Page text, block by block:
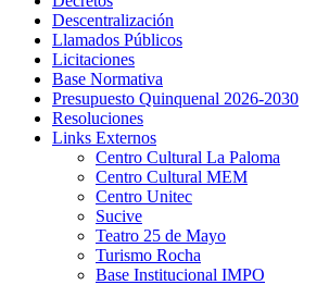
Descentralización
Llamados Públicos
Licitaciones
Base Normativa
Presupuesto Quinquenal 2026-2030
Resoluciones
Links Externos
Centro Cultural La Paloma
Centro Cultural MEM
Centro Unitec
Sucive
Teatro 25 de Mayo
Turismo Rocha
Base Institucional IMPO